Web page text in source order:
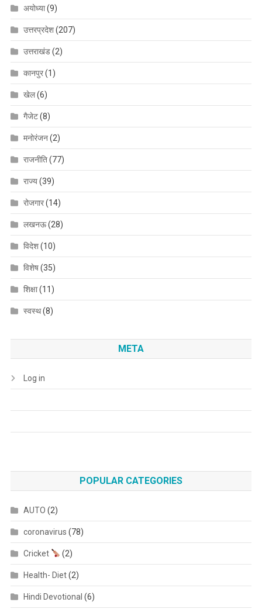
अयोध्या(9)
उत्तरप्रदेश(207)
उत्तराखंड(2)
कानपुर(1)
खेल(6)
गैजेट(8)
मनोरंजन(2)
राजनीति(77)
राज्य(39)
रोजगार(14)
लखनऊ(28)
विदेश(10)
विशेष(35)
शिक्षा(11)
स्वस्थ(8)
META
Log in
POPULAR CATEGORIES
AUTO (2)
coronavirus (78)
Cricket (2)
Health- Diet(2)
Hindi Devotional (6)